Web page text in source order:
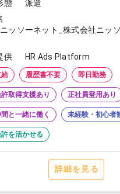
態
派遣
ッソーネット_株式会社ニッ
供
HR Ads Platform
履歴書不要 即日勤務
取得支援あり 正社員登用あり
と一緒に働く 未経験・初心者
を活かせる
詳細を見る